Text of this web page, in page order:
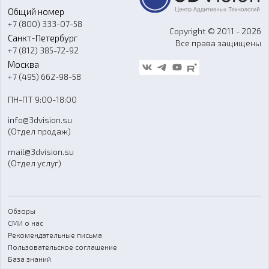
Программное обеспечение
Ремонт и услуги
О компании
Контакты
Гос. закупки
Стать дилером
Блог
FAQ
Общий номер
+7 (800) 333-07-58
Санкт-Петербург
+7 (812) 385-72-92
Москва
+7 (495) 662-98-58
ПН-ПТ 9:00-18:00
info@3dvision.su
(Отдел продаж)
mail@3dvision.su
(Отдел услуг)
Copyright © 2011 - 2026
Все права защищены
Обзоры
СМИ о нас
Рекомендательные письма
Пользовательское соглашение
База знаний